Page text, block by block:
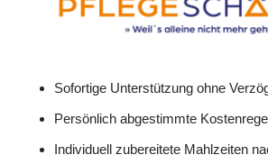
Sofortige Unterstützung ohne
Persönlich abgestimmte
Individuell zubereitete Mahlzeiten